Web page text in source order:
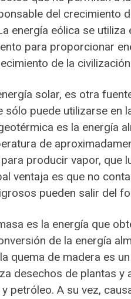
del crecimiento
energía eólica se
para proporcionar
de la
solar, es otra
sólo puede utilizarse
es la energía
de
producir vapor, que
ventaja es que no
pueden salir del
es la energía que
de la energía
quema de madera es
desechos de plantas
petróleo. A su vez,